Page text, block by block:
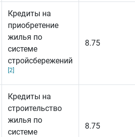
Кредиты на
приобретение
жилья по
системе
стройсбережений
[2]
8.75
Кредиты на
строительство
жилья по
системе
8.75